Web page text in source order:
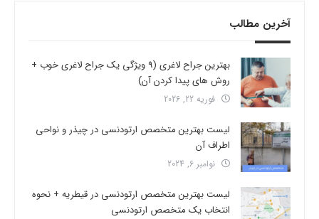
آخرین مطالب
بهترین جراح لاغری (9 ویژگی یک جراح لاغری خوب +
روش های پیدا کردن آن)
فوریه 22, 2026
لیست بهترین متخصص ارتودنسی در چیذر و نواحی
اطراف آن
نوامبر 6, 2024
لیست بهترین متخصص ارتودنسی در قیطریه + نحوه
انتخاب یک متخصص ارتودنسی